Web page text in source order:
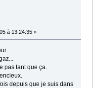
à 13:24:35 »
pas tant que ça.
depuis que je suis dans